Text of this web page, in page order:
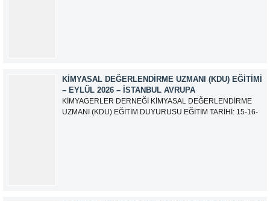
KIMYASAL DEĞERLENDIRME UZMANI (KDU) EĞITIMI
– EYLÜL 2026 – İSTANBUL AVRUPA
KİMYAGERLER DERNEĞİ KİMYASAL DEĞERLENDİRME
UZMANI (KDU) EĞİTİM DUYURUSU EĞİTİM TARİHİ: 15-16-